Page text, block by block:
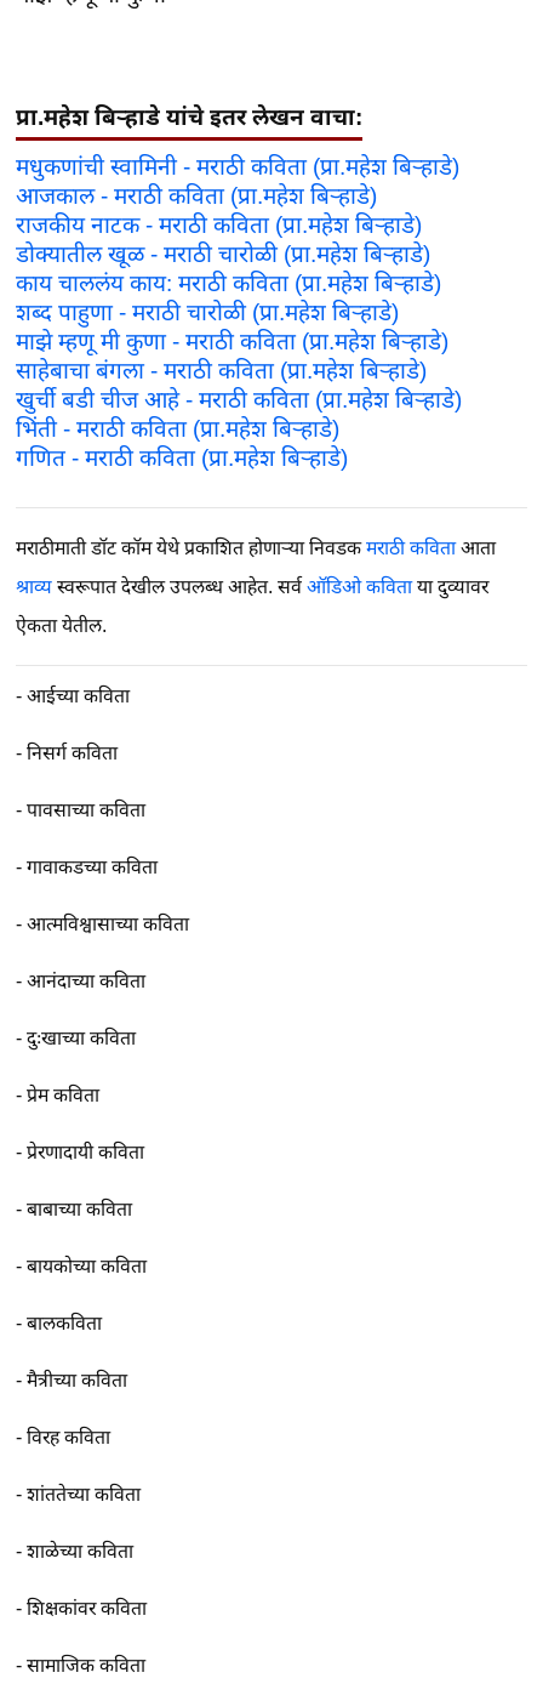
प्रा.महेश बिऱ्हाडे यांचे इतर लेखन वाचा:
मधुकणांची स्वामिनी - मराठी कविता (प्रा.महेश बिऱ्हाडे)
आजकाल - मराठी कविता (प्रा.महेश बिऱ्हाडे)
राजकीय नाटक - मराठी कविता (प्रा.महेश बिऱ्हाडे)
डोक्यातील खूळ - मराठी चारोळी (प्रा.महेश बिऱ्हाडे)
काय चाललंय काय: मराठी कविता (प्रा.महेश बिऱ्हाडे)
शब्द पाहुणा - मराठी चारोळी (प्रा.महेश बिऱ्हाडे)
माझे म्हणू मी कुणा - मराठी कविता (प्रा.महेश बिऱ्हाडे)
साहेबाचा बंगला - मराठी कविता (प्रा.महेश बिऱ्हाडे)
खुर्ची बडी चीज आहे - मराठी कविता (प्रा.महेश बिऱ्हाडे)
भिंती - मराठी कविता (प्रा.महेश बिऱ्हाडे)
गणित - मराठी कविता (प्रा.महेश बिऱ्हाडे)
मराठीमाती डॉट कॉम येथे प्रकाशित होणाऱ्या निवडकमराठी कविताआता
श्राव्य स्वरूपात देखील उपलब्ध आहेत. सर्वऑडिओ कविताया दुव्यावर
ऐकता येतील.
-आईच्या कविता
-निसर्ग कविता
-पावसाच्या कविता
-गावाकडच्या कविता
-आत्मविश्वासाच्या कविता
-आनंदाच्या कविता
-दुःखाच्या कविता
-प्रेम कविता
-प्रेरणादायी कविता
-बाबाच्या कविता
-बायकोच्या कविता
-बालकविता
-मैत्रीच्या कविता
-विरह कविता
-शांततेच्या कविता
-शाळेच्या कविता
-शिक्षकांवर कविता
-सामाजिक कविता